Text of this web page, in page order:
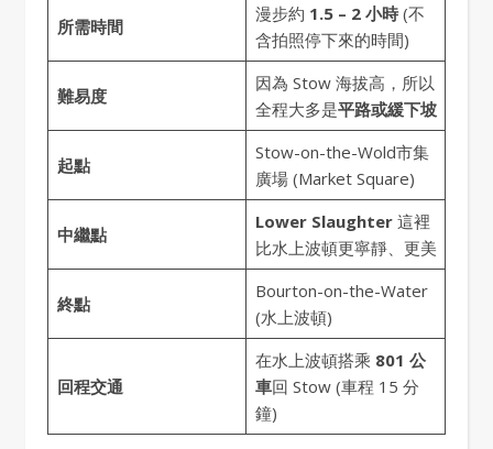
所需時間
漫步約 1.5 – 2 小時(不
含拍照停下來的時間)
難易度
因為 Stow 海拔高，所以
全程大多是平路或緩下坡
起點
Stow-on-the-Wold市集
廣場 (Market Square)
中繼點
Lower Slaughter 這裡
比水上波頓更寧靜、更美
終點
Bourton-on-the-Water
(水上波頓)
回程交通
在水上波頓搭乘 801 公
車回 Stow (車程 15 分
鐘)